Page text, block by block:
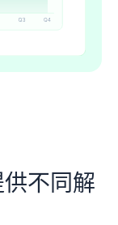
不同解